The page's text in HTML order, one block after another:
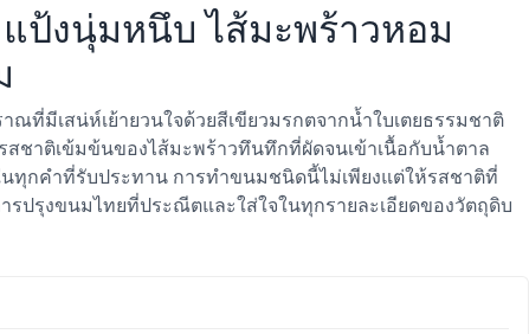
ป้งนุ่มหนึบ ไส้มะพร้าวหอม
ที่มีเสน่ห์เย้ายวนใจด้วยสีเขียวมรกตจากน้ำใบเตยธรรมชาติ
ชาติเข้มข้นของไส้มะพร้าวทึนทึกที่ผัดจนเข้าเนื้อกับน้ำตาล
ทุกคำที่รับประทาน การทำขนมชนิดนี้ไม่เพียงแต่ให้รสชาติที่
ปรุงขนมไทยที่ประณีตและใส่ใจในทุกรายละเอียดของวัตถุดิบ